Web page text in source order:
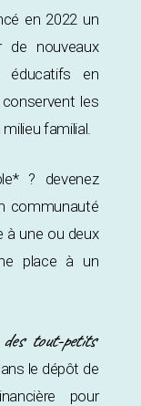
en 2022 un
de nouveaux
éducatifs en
les
familial.
? devenez
communauté
à une ou deux
place à un
tout-petits
le dépôt de
pour